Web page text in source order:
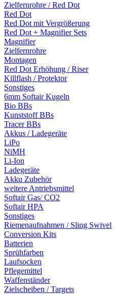
Zielfernrohre / Red Dot
Red Dot
Red Dot mit Vergrößerung
Red Dot + Magnifier Sets
Magnifier
Zielfernrohre
Montagen
Red Dot Erhöhung / Riser
Killflash / Protektor
Sonstiges
6mm Softair Kugeln
Bio BBs
Kunststoff BBs
Tracer BBs
Akkus / Ladegeräte
LiPo
NiMH
Li-Ion
Ladegeräte
Akku Zubehör
weitere Antriebsmittel
Softair Gas/ CO2
Softair HPA
Sonstiges
Riemenaufnahmen / Sling Swivel
Conversion Kits
Batterien
Sprühfarben
Laufsocken
Pflegemittel
Waffenständer
Zielscheiben / Targets